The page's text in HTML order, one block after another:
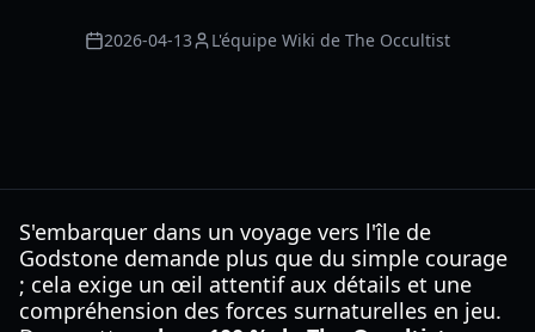
2026-04-13 L'équipe Wiki de The Occultist
S'embarquer dans un voyage vers l'île de
Godstone demande plus que du simple courage
; cela exige un œil attentif aux détails et une
compréhension des forces surnaturelles en jeu.